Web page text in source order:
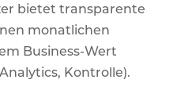
bietet transparente
monatlichen
Business-Wert
Kontrolle).